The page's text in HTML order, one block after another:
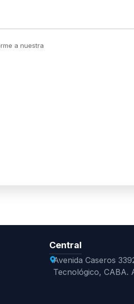
a nuestra
Central
Avenida Caseros
Tecnológico, CABA.